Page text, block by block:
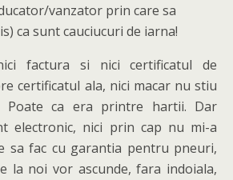
vanzator prin care sa
ca sunt cauciucuri de iarna!
factura si nici certificatul de
certificatul ala, nici macar nu stiu
Poate ca era printre hartii. Dar
electronic, nici prin cap nu mi-a
sa fac cu garantia pentru pneuri,
la noi vor ascunde, fara indoiala,